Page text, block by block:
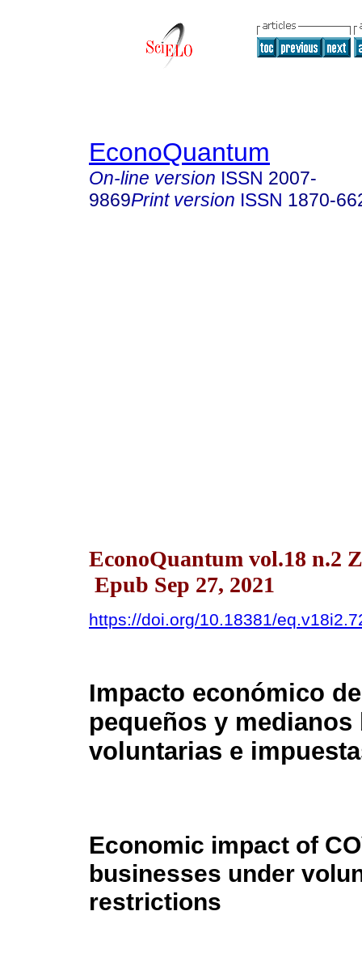
EconoQuantum
On-line version ISSN 2007-
9869Print version ISSN 1870-
EconoQuantum vol.18 n.2
Epub Sep 27, 2021
https://doi.org/10.18381/
Impacto económico
pequeños y
voluntarias e
Economic impact of
businesses under
restrictions